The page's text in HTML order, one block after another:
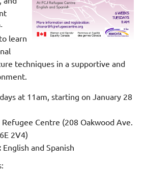
learn
techniques in a supportive and
at 11am, starting on January 28
Refugee Centre (208 Oakwood Ave.
2V4)
English and Spanish